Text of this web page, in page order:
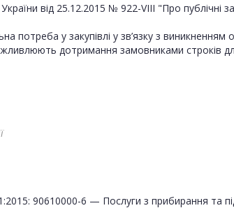
від 25.12.2015 № 922-VIII "Про публічні
потреба у закупівлі у зв’язку з
дотримання замовниками строків
90610000-6 — Послуги з прибирання та